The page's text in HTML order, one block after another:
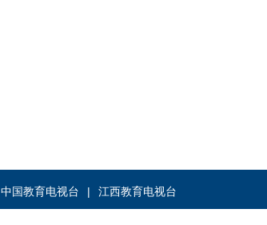
中国教育电视台 江西教育电视台